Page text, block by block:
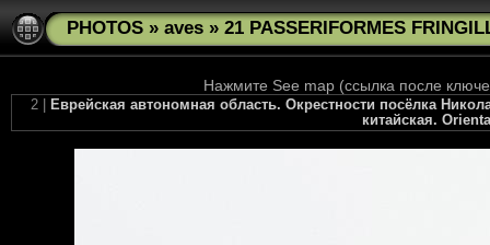
PHOTOS » aves » 21 PASSERIFORMES
Нажмите See map (ссылка после
2 |
Еврейская автономная область. Окрестности посёлка
китайская.